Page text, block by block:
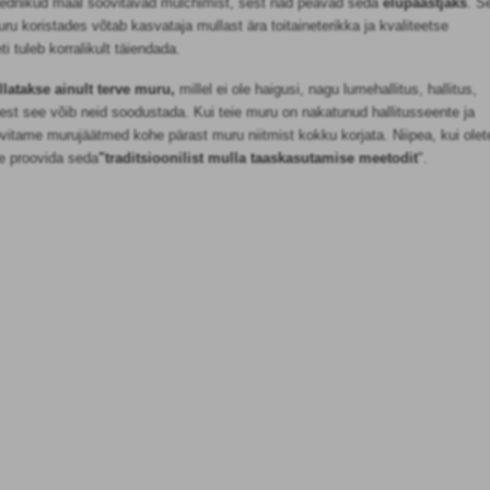
koristades võtab kasvataja mullast ära toitaineterikka ja kvaliteetse
tuleb korralikult täiendada.
ainult terve muru, millel ei ole haigusi, nagu lumehallitus, hallitus,
see võib neid soodustada. Kui teie muru on nakatunud hallitusseente ja
murujäätmed kohe pärast muru niitmist kokku korjata. Niipea, kui
proovida seda"traditsioonilist mulla taaskasutamise meetodit".